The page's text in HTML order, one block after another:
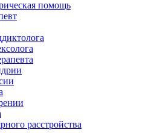
помощь
расстройства